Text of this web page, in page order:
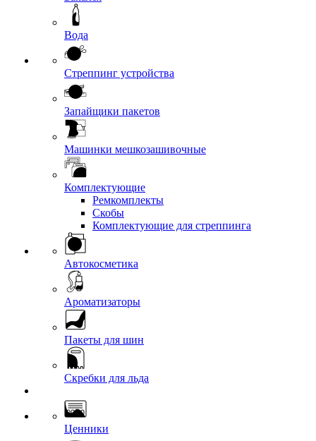
Вода
Стреппинг устройства
Запайщики пакетов
Машинки мешкозашивочные
Комплектующие
Ремкомплекты
Скобы
Комплектующие для стреппинга
Автокосметика
Ароматизаторы
Пакеты для шин
Скребки для льда
Ценники